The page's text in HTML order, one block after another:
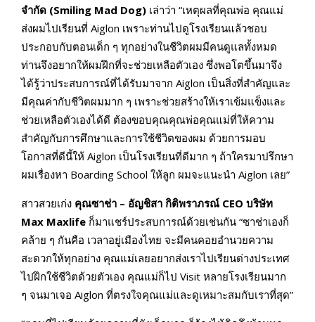
จำกัด (Smiling Mad Dog) เล่าว่า “เหตุผลที่คุณพ่อ คุณแม่
ส่งผมไปเรียนที่ Aiglon เพราะท่านไปดูโรงเรียนแล้วชอบ
ประกอบกับตอนเด็ก ๆ ทุกอย่างในชีวิตผมมีคนดูแลทั้งหมด
ท่านจึงอยากให้ผมฝึกที่จะช่วยเหลือตัวเอง ซึ่งพอโตขึ้นมาจึง
ได้รู้ว่าประสบการณ์ที่ได้รับมาจาก Aiglon เป็นสิ่งที่สำคัญและ
มีคุณค่ากับชีวิตผมมาก ๆ เพราะช่วยสร้างให้เราเข้มแข็งและ
ช่วยเหลือตัวเองได้ดี ต้องขอบคุณคุณพ่อคุณแม่ที่ให้ความ
สำคัญกับการศึกษาและการใช้ชีวิตของผม ด้วยการมอบ
โอกาสที่ดีนี้ให้ Aiglon เป็นโรงเรียนที่ดีมาก ๆ ถ้าใครมาปรึกษา
ผมเรื่องหา Boarding School ให้ลูก ผมจะแนะนำ Aiglon เลย”
สาวสวยเก่ง คุณซาช่า – อัญชิสา กิติพราภรณ์ CEO บริษัท
Max Maxlife ก็มาแชร์ประสบการณ์ด้วยเช่นกัน “ซาช่าเองก็
คล้าย ๆ กันคือ เวลาอยู่เมืองไทย จะมีคนคอยอำนวยความ
สะดวกให้ทุกอย่าง คุณแม่เลยอยากส่งเราไปเรียนต่างประเทศ
ไปฝึกใช้ชีวิตด้วยตัวเอง คุณแม่ก็ไป Visit หลายโรงเรียนมาก
ๆ จนมาเจอ Aiglon ที่ตรงใจคุณแม่และดูเหมาะสมกับเราที่สุด”